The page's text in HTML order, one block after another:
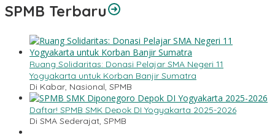
SPMB Terbaru
Ruang Solidaritas: Donasi Pelajar SMA Negeri 11
Yogyakarta untuk Korban Banjir Sumatra
Di Kabar, Nasional, SPMB
Daftar! SPMB SMK Depok DI Yogyakarta 2025-2026
Di SMA Sederajat, SPMB